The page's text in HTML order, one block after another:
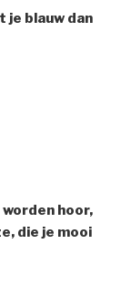
je blauw dan
hoor,
die je mooi